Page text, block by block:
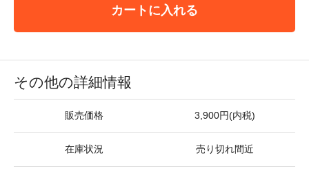
カートに入れる
その他の詳細情報
販売価格 3,900円(内税)
在庫状況 売り切れ間近